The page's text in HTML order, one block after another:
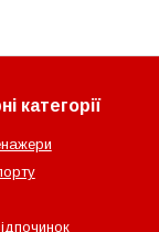
категорії